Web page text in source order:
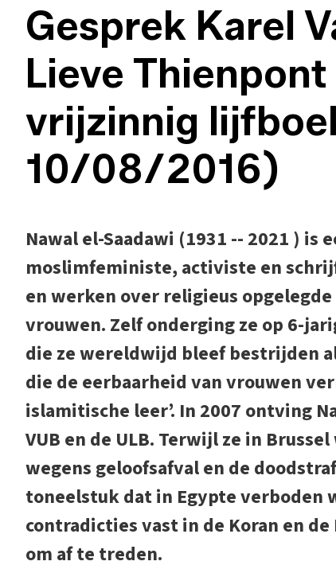
Gesprek Karel
Lieve
vrijzinnig
10/08/2016)
Nawal el-Saadawi (1931 -- 2021 ) is
moslimfeministe, activiste en
en werken over religieus
vrouwen. Zelf onderging ze op 6-
die ze wereldwijd bleef bestrijden
die de eerbaarheid van vrouwen
islamitische leer’. In 2007 ontving
VUB en de ULB. Terwijl ze in
wegens geloofsafval en de
toneelstuk dat in Egypte verboden
contradicties vast in de Koran en
om af te treden.